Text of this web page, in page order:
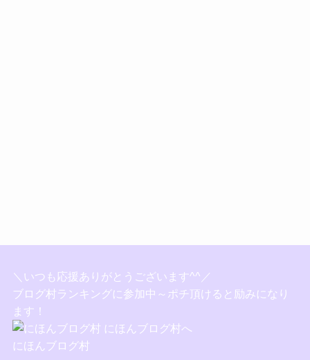
＼いつも応援ありがとうございます^^／
ブログ村ランキングに参加中～ポチ頂けると励みになり
ます！
にほんブログ村